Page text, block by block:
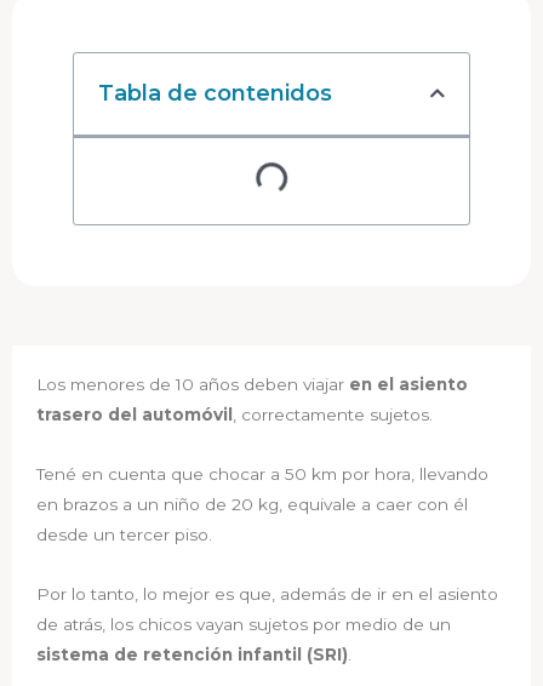
Tabla de contenidos
Los menores de 10 años deben viajar en el asiento
trasero del automóvil
, correctamente sujetos.
Tené en cuenta que chocar a 50 km por hora, llevando
en brazos a un niño de 20 kg, equivale a caer con él
desde un tercer piso.
Por lo tanto, lo mejor es que, además de ir en el asiento
de atrás, los chicos vayan sujetos por medio de un
sistema de retención infantil (SRI)